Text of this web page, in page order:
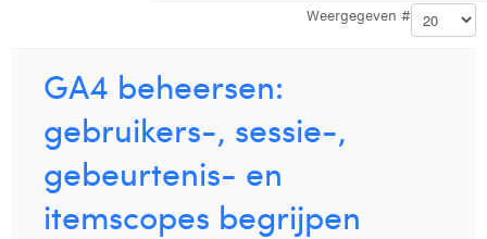
Trainingen
Anouk Allegaert
Arthur Collard
Camille Servais
Charlie Deschamps
Onze Waarden
Omnicom Media Group
Certificeringen
Presentaties en Cases
Persberichten
Vacatures
Strategy Director
Digital Business Analyst
Digital Business Consultant NL
Weergegeven #
GA4 beheersen:
gebruikers-, sessie-,
gebeurtenis- en
itemscopes begrijpen